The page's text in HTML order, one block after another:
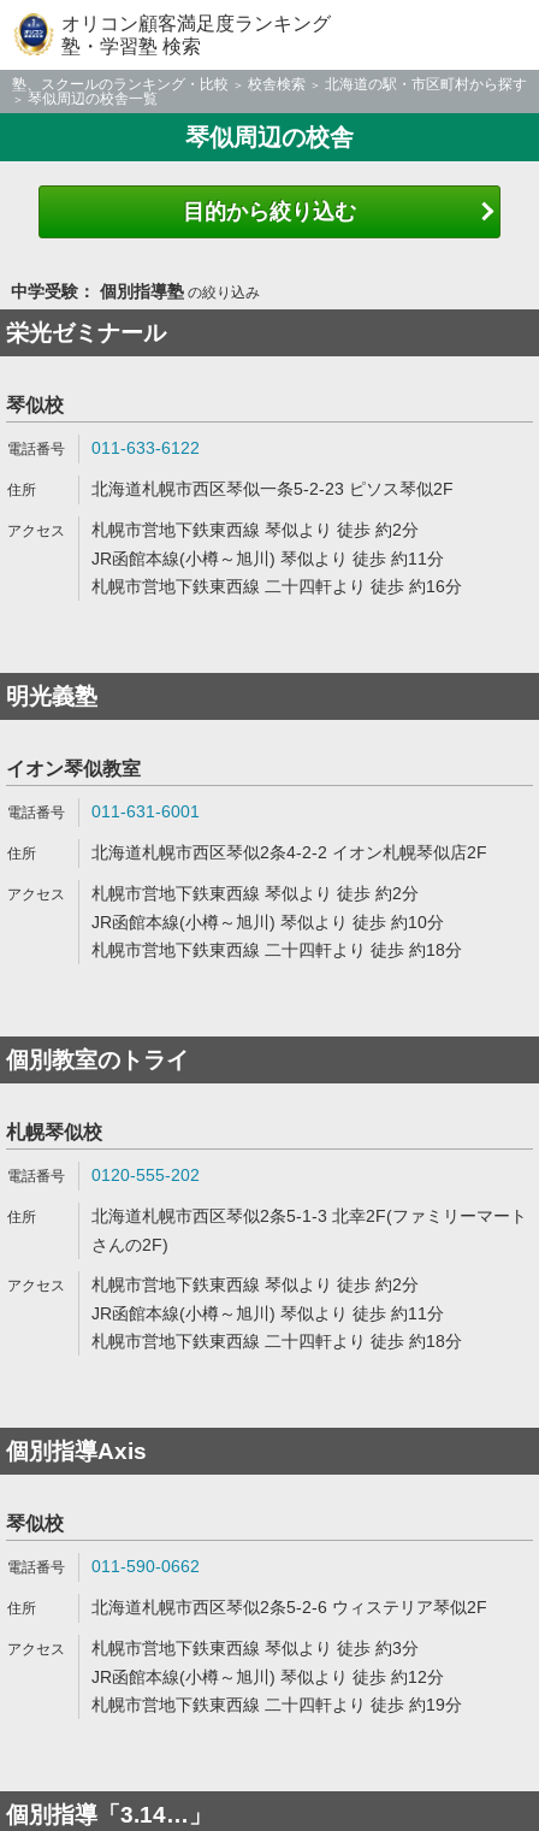
オリコン顧客満足度ランキング
塾・学習塾 検索
塾、スクールのランキング・比較 校舎検索
北海道の駅・市区町村から探す
琴似周辺の校舎一覧
琴似周辺の校舎
目的から絞り込む
中学受験： 個別指導塾の絞り込み
栄光ゼミナール
琴似校
011-633-6122
北海道札幌市西区琴似一条5-2-23 ピソス琴似2F
札幌市営地下鉄東西線 琴似より 徒歩 約2分
JR函館本線(小樽～旭川) 琴似より 徒歩 約11分
札幌市営地下鉄東西線 二十四軒より 徒歩 約16分
明光義塾
イオン琴似教室
011-631-6001
北海道札幌市西区琴似2条4-2-2 イオン札幌琴似店2F
札幌市営地下鉄東西線 琴似より 徒歩 約2分
JR函館本線(小樽～旭川) 琴似より 徒歩 約10分
札幌市営地下鉄東西線 二十四軒より 徒歩 約18分
個別教室のトライ
札幌琴似校
0120-555-202
北海道札幌市西区琴似2条5-1-3 北幸2F(ファミリーマート
さんの2F)
札幌市営地下鉄東西線 琴似より 徒歩 約2分
JR函館本線(小樽～旭川) 琴似より 徒歩 約11分
札幌市営地下鉄東西線 二十四軒より 徒歩 約18分
個別指導Axis
琴似校
011-590-0662
北海道札幌市西区琴似2条5-2-6 ウィステリア琴似2F
札幌市営地下鉄東西線 琴似より 徒歩 約3分
JR函館本線(小樽～旭川) 琴似より 徒歩 約12分
札幌市営地下鉄東西線 二十四軒より 徒歩 約19分
個別指導「3.14…」